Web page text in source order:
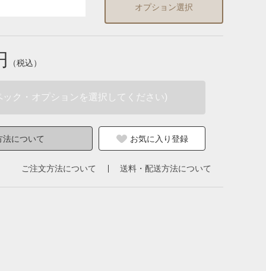
オプション選択
（税込）
ク・オプションを選択してください)
について お気に入り登録
ご注文方法について 送料・配送方法について